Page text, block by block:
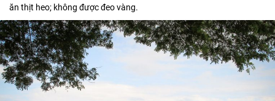
ăn thịt heo; không được đeo vàng.